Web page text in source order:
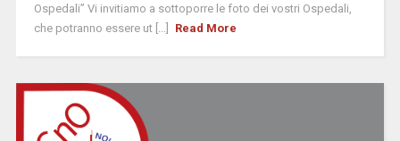
Ospedali” Vi invitiamo a sottoporre le foto dei vostri Ospedali,
che potranno essere ut [...]
Read More